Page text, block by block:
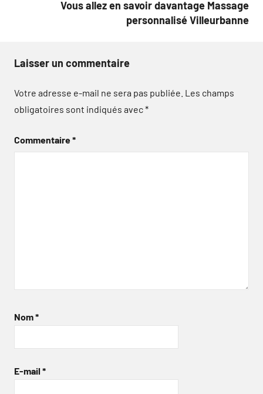
Vous allez en savoir davantage Massage
personnalisé Villeurbanne
Laisser un commentaire
Votre adresse e-mail ne sera pas publiée. Les champs
obligatoires sont indiqués avec*
Commentaire*
Nom*
E-mail *